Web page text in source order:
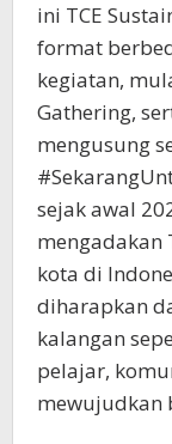
ini TCE
format
kegiatan,
Gathering,
mengusung
sejak awal
mengadakan
kota di
diharapkan
kalangan
pelajar,
mewujudkan